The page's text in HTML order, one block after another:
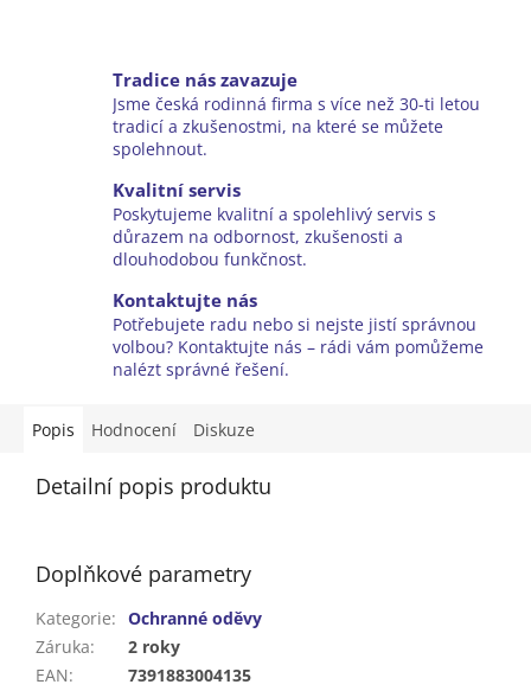
Tradice nás zavazuje
Jsme česká rodinná firma s více než 30-ti letou
tradicí a zkušenostmi, na které se můžete
spolehnout.
Kvalitní servis
Poskytujeme kvalitní a spolehlivý servis s
důrazem na odbornost, zkušenosti a
dlouhodobou funkčnost.
Kontaktujte nás
Potřebujete radu nebo si nejste jistí správnou
volbou? Kontaktujte nás – rádi vám pomůžeme
nalézt správné řešení.
Popis Hodnocení Diskuze
Detailní popis produktu
Doplňkové parametry
Kategorie: Ochranné oděvy
Záruka:
2 roky
EAN: 7391883004135